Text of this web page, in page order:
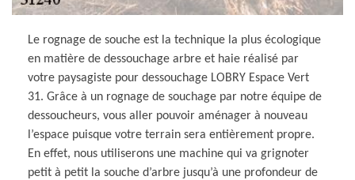
Le rognage de souche est la technique la plus écologique
en matière de dessouchage arbre et haie réalisé par
votre paysagiste pour dessouchage LOBRY Espace Vert
31. Grâce à un rognage de souchage par notre équipe de
dessoucheurs, vous aller pouvoir aménager à nouveau
l’espace puisque votre terrain sera entièrement propre.
En effet, nous utiliserons une machine qui va grignoter
petit à petit la souche d’arbre jusqu’à une profondeur de